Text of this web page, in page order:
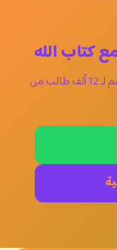
كتاب الله
حصة تجريبية مجانية بدون أي التزام - انضم لـ 12 ألف طالب من